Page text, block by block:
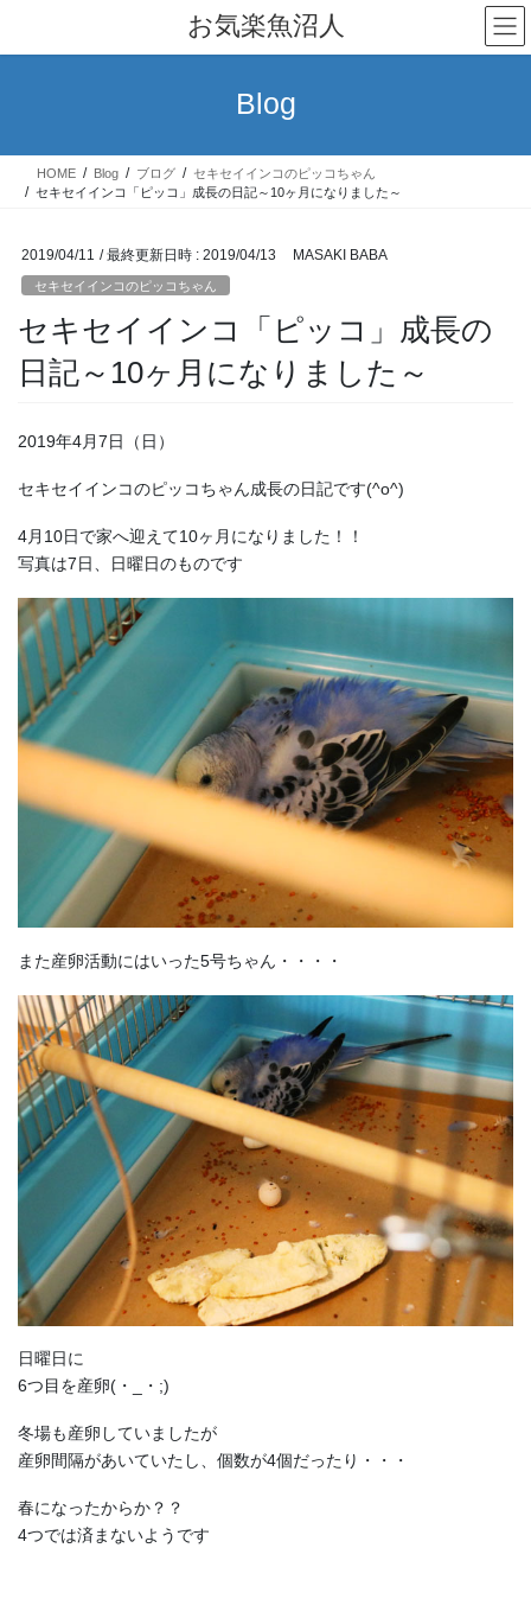
テ
ス
ゲ
ン
お気楽魚沼人
Blog
HOME Blog ブログ
セキセイインコのピッコちゃん
セキセイインコ「ピッコ」成長の日記～10ヶ月になりました～
2019/04/11 / 最終更新日時 : 2019/04/13 MASAKI BABA
セキセイインコのピッコちゃん
セキセイインコ「ピッコ」成長の
日記～10ヶ月になりました～
2019年4月7日（日）
セキセイインコのピッコちゃん成長の日記です(^o^)
4月10日で家へ迎えて10ヶ月になりました！！
写真は7日、日曜日のものです
また産卵活動にはいった5号ちゃん・・・・
日曜日に
6つ目を産卵(・_・;)
冬場も産卵していましたが
産卵間隔があいていたし、個数が4個だったり・・・
春になったからか？？
4つでは済まないようです